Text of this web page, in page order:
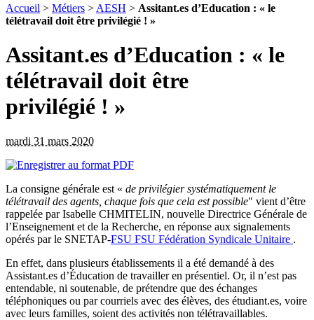
Accueil > Métiers > AESH > Assitant.es d’Education : « le
télétravail doit être privilégié ! »
Assitant.es d’Education : « le
télétravail doit être
privilégié ! »
mardi 31 mars 2020
La consigne générale est « de privilégier systématiquement le
télétravail des agents, chaque fois que cela est possible" vient d’être
rappelée par Isabelle CHMITELIN, nouvelle Directrice Générale de
l’Enseignement et de la Recherche, en réponse aux signalements
opérés par le SNETAP-FSU FSU Fédération Syndicale Unitaire .
En effet, dans plusieurs établissements il a été demandé à des
Assistant.es d’Éducation de travailler en présentiel. Or, il n’est pas
entendable, ni soutenable, de prétendre que des échanges
téléphoniques ou par courriels avec des élèves, des étudiant.es, voire
avec leurs familles, soient des activités non télétravaillables.